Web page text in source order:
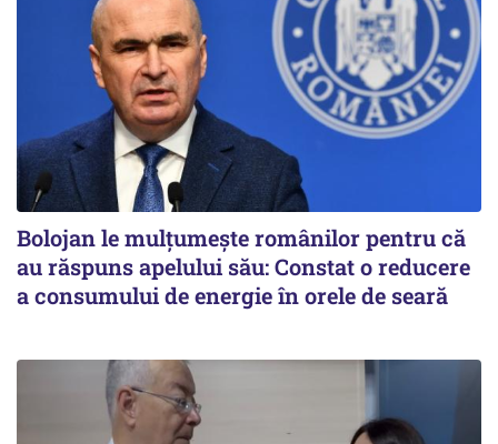
Bolojan le mulțumește românilor pentru că
au răspuns apelului său: Constat o reducere
a consumului de energie în orele de seară